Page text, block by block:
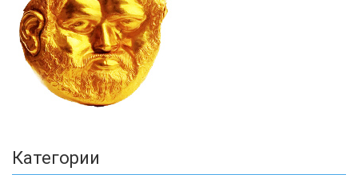
Категории